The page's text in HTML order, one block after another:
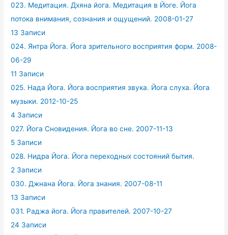
023. Медитация. Дхяна йога. Медитация в Йоге. Йога
потока внимания, сознания и ощущений. 2008-01-27
13 Записи
024. Янтра Йога. Йога зрительного восприятия форм. 2008-
06-29
11 Записи
025. Нада Йога. Йога восприятия звука. Йога слуха. Йога
музыки. 2012-10-25
4 Записи
027. Йога Сновидения. Йога во сне. 2007-11-13
5 Записи
028. Нидра Йога. Йога переходных состояний бытия.
2 Записи
030. Джнана Йога. Йога знания. 2007-08-11
13 Записи
031. Раджа йога. Йога правителей. 2007-10-27
24 Записи